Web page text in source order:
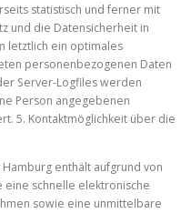
statistisch und ferner mit
und die Datensicherheit in
letztlich ein optimales
personenbezogenen Daten
Server-Logfiles werden
Person angegebenen
5. Kontaktmöglichkeit über die
enthält aufgrund von
eine schnelle elektronische
sowie eine unmittelbare